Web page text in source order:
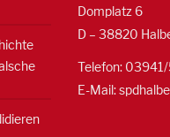
Domplatz 6
D – 38820
Telefon:
E-Mail: